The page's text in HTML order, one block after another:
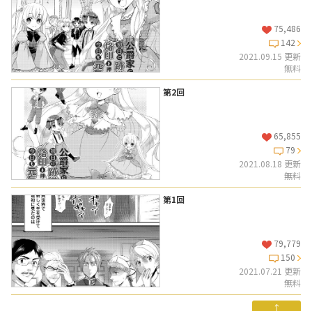
75,486
142
2021.09.15 更新
無料
第2回
65,855
79
2021.08.18 更新
無料
第1回
79,779
150
2021.07.21 更新
無料
↑